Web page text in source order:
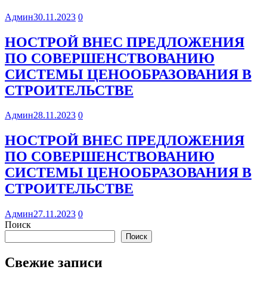
Админ30.11.2023 0
НОСТРОЙ ВНЕС ПРЕДЛОЖЕНИЯ
ПО СОВЕРШЕНСТВОВАНИЮ
СИСТЕМЫ ЦЕНООБРАЗОВАНИЯ В
СТРОИТЕЛЬСТВЕ
Админ28.11.2023 0
НОСТРОЙ ВНЕС ПРЕДЛОЖЕНИЯ
ПО СОВЕРШЕНСТВОВАНИЮ
СИСТЕМЫ ЦЕНООБРАЗОВАНИЯ В
СТРОИТЕЛЬСТВЕ
Админ27.11.2023 0
Поиск
Поиск
Свежие записи